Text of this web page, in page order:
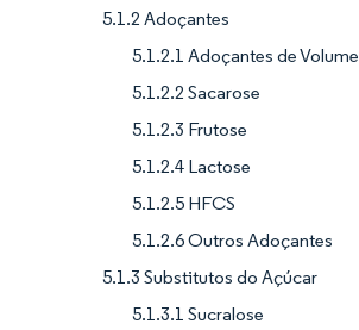
5.1.2 Adoçantes
5.1.2.1 Adoçantes de Volume
5.1.2.2 Sacarose
5.1.2.3 Frutose
5.1.2.4 Lactose
5.1.2.5 HFCS
5.1.2.6 Outros Adoçantes
5.1.3 Substitutos do Açúcar
5.1.3.1 Sucralose